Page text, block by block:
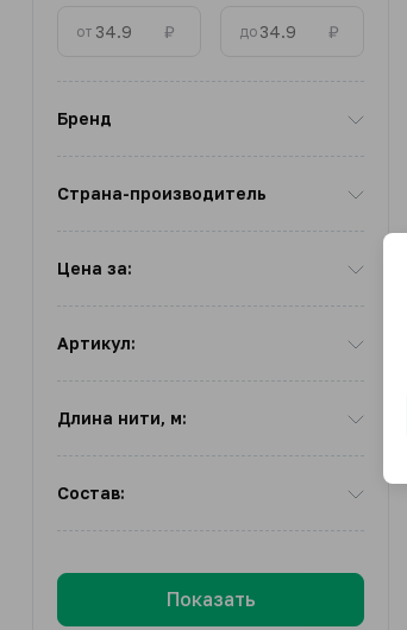
от ₽ до ₽
Бренд
Страна-производитель
Цена за:
Артикул:
Длина нити, м:
Состав:
Показать